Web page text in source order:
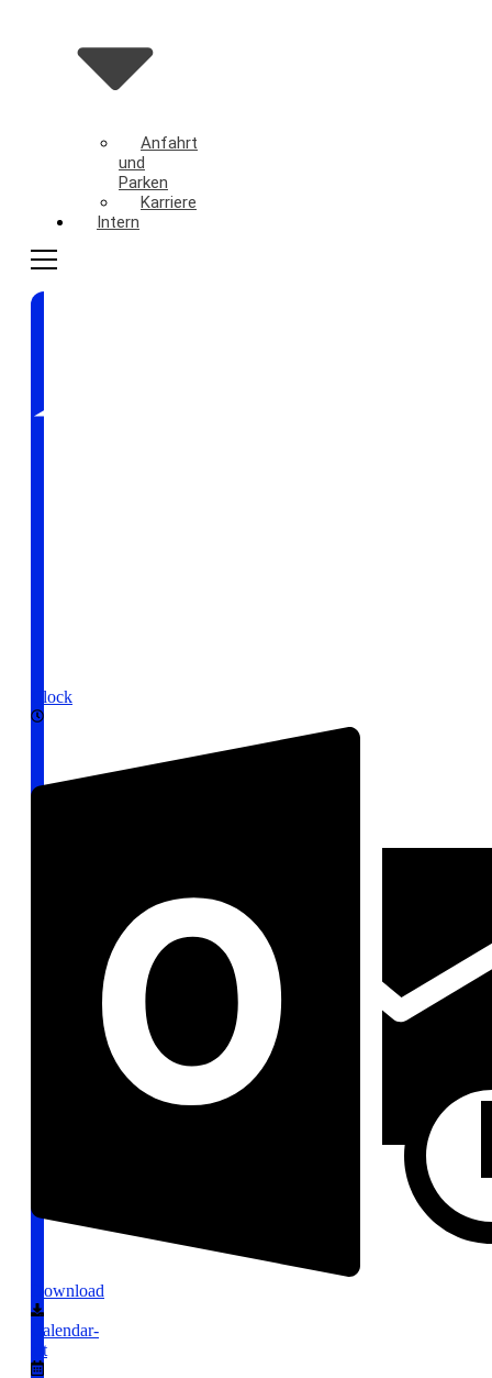
Anfahrt
und
Parken
Karriere
Intern
Clock
Download
Calendar-
alt